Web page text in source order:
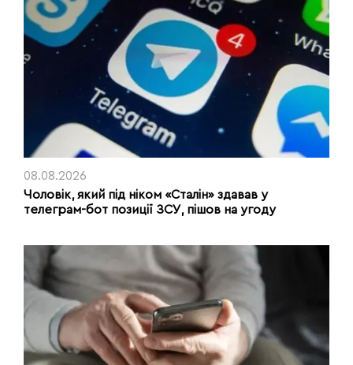
08.08.2026
Чоловік, який під ніком «Сталін» здавав у
телеграм-бот позиції ЗСУ, пішов на угоду